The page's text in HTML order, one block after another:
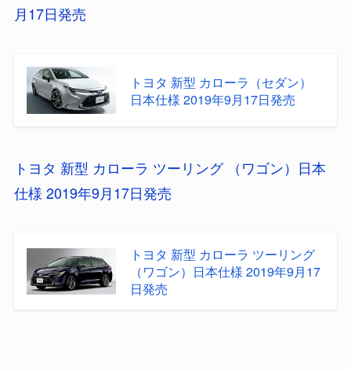
月17日発売
トヨタ 新型 カローラ（セダン）
日本仕様 2019年9月17日発売
トヨタ 新型 カローラ ツーリング （ワゴン）日本
仕様 2019年9月17日発売
トヨタ 新型 カローラ ツーリング
（ワゴン）日本仕様 2019年9月17
日発売